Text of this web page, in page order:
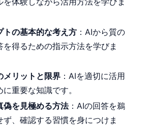
トの基本的な考え方 ：AIから質の
を得るための指示方法を学びま
メリットと限界 ：AIを適切に活用
重要な知識です。
偽を見極める方法：AIの回答を鵜
ず、確認する習慣を身につけま